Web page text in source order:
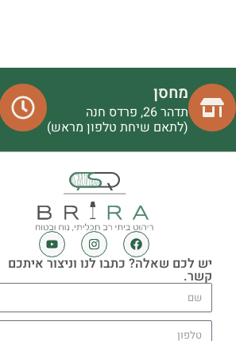
מחסן
תדהר 26, פרדס חנה
(לתאם שיחת טלפון מראש)
יש לכם שאלה? כתבו לנו וניצור איתכם
קשר.